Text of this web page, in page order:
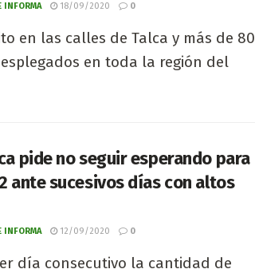
INFORMA 18/09/2020 0
en las calles de Talca y más de 80
en toda la región del
pide no seguir esperando para
ante sucesivos días con altos
INFORMA 12/09/2020 0
día consecutivo la cantidad de